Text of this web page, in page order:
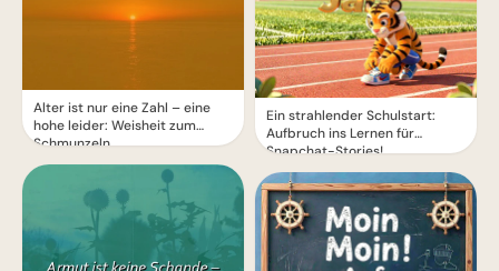
Alter ist nur eine Zahl – eine
hohe leider: Weisheit zum
Schmunzeln
Ein strahlender Schulstart:
Aufbruch ins Lernen für
Snapchat-Stories!